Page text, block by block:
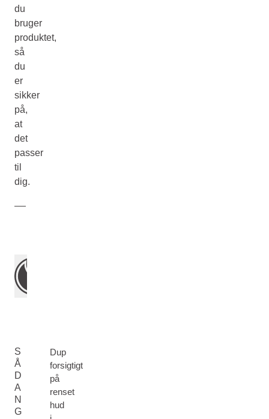
du
bruger
produktet,
så
du
er
sikker
på,
at
det
passer
til
dig.
S
Å
D
A
N
G
Dup
forsigtigt
på
renset
hud